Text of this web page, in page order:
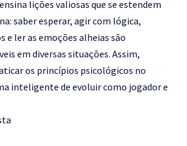
lições valiosas que se estendem
saber esperar, agir com lógica,
ler as emoções alheias são
em diversas situações. Assim,
os princípios psicológicos no
inteligente de evoluir como jogador e